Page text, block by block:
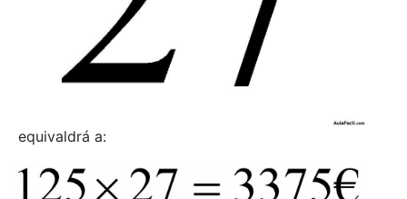
equivaldrá a: